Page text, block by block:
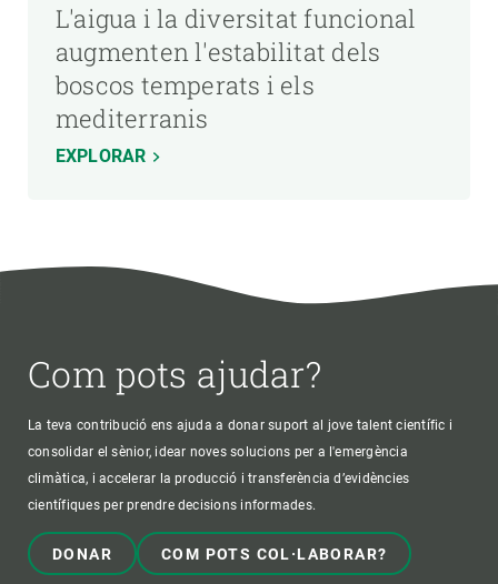
L'aigua i la diversitat funcional
augmenten l'estabilitat dels
boscos temperats i els
mediterranis
EXPLORAR
Com pots ajudar?
La teva contribució ens ajuda a donar suport al jove talent científic i
consolidar el sènior, idear noves solucions per a l'emergència
climàtica, i accelerar la producció i transferència d’evidències
científiques per prendre decisions informades.
DONAR COM POTS COL·LABORAR?